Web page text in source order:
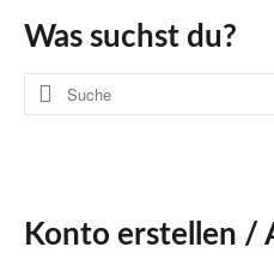
Was suchst du?
Suche
nach:
Konto erstellen /